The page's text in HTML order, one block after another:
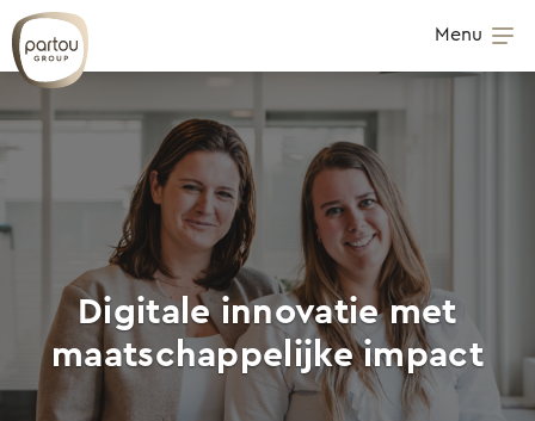
Skip to content
Menu
Digitale innovatie met
maatschappelijke impact